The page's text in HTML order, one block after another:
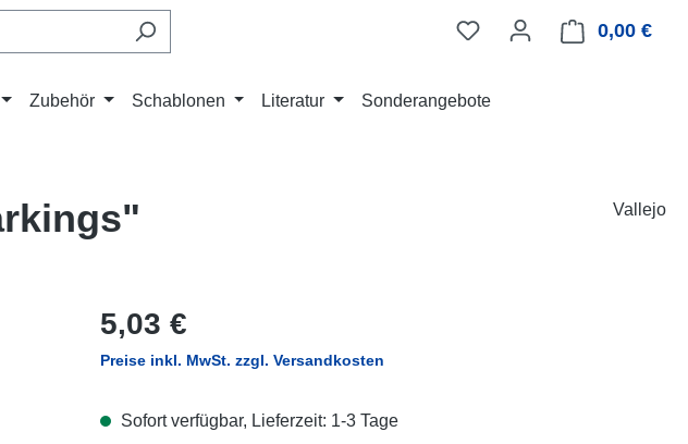
0,00 €
Zubehör Schablonen Literatur Sonderangebote
Vallejo
Regulärer Preis:
5,03 €
Preise inkl. MwSt. zzgl. Versandkosten
Sofort verfügbar, Lieferzeit: 1-3 Tage